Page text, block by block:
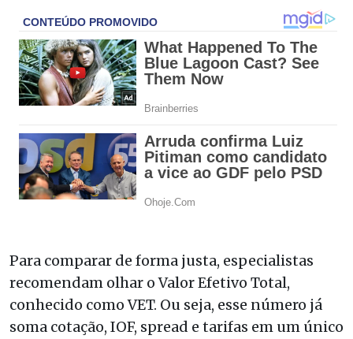
Para comparar de forma justa, especialistas
recomendam olhar o Valor Efetivo Total,
conhecido como VET. Ou seja, esse número já
soma cotação, IOF, spread e tarifas em um único